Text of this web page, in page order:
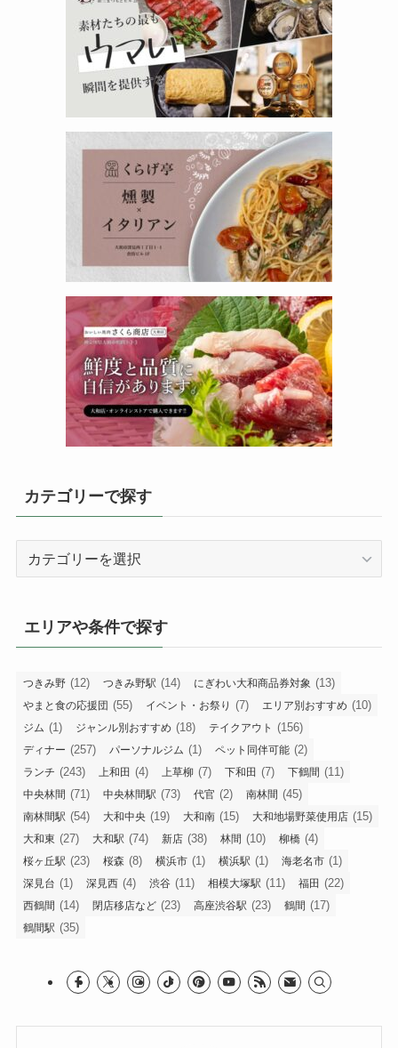
カテゴリーで探す
探
す
エリアや条件で探す
つきみ野 (12) つきみ野駅 (14) にぎわい大和商品券対象 (13)
やまと食の応援団 (55) イベント・お祭り (7) エリア別おすすめ (10)
ジム (1) ジャンル別おすすめ (18) テイクアウト (156)
ディナー (257) パーソナルジム (1) ペット同伴可能 (2)
ランチ (243) 上和田 (4) 上草柳 (7) 下和田 (7) 下鶴間 (11)
中央林間 (71) 中央林間駅 (73) 代官 (2) 南林間 (45)
南林間駅 (54) 大和中央 (19) 大和南 (15) 大和地場野菜使用店 (15)
大和東 (27) 大和駅 (74) 新店 (38) 林間 (10) 柳橋 (4)
桜ヶ丘駅 (23) 桜森 (8) 横浜市 (1) 横浜駅 (1) 海老名市 (1)
深見台 (1) 深見西 (4) 渋谷 (11) 相模大塚駅 (11) 福田 (22)
西鶴間 (14) 閉店移店など (23) 高座渋谷駅 (23) 鶴間 (17)
鶴間駅 (35)